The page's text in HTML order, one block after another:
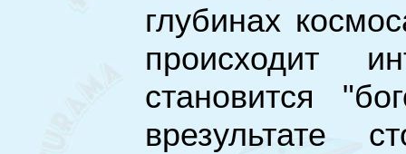
глубинах
происходит
становится
врезультате